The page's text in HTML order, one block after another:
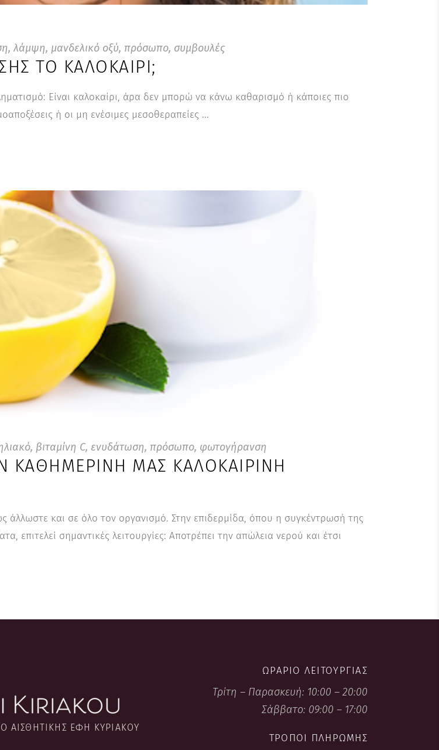
, λάμψη, μανδελικό οξύ, πρόσωπο, συμβουλές
ΤΟ ΚΑΛΟΚΑΊΡΙ;
Είναι καλοκαίρι, άρα δεν μπορώ να κάνω καθαρισμό ή κάποιες πιο
ή οι μη ενέσιμες μεσοθεραπείες
, βιταμίνη C, ενυδάτωση, πρόσωπο, φωτογήρανση
ΚΑΘΗΜΕΡΙΝΉ ΜΑΣ ΚΑΛΟΚΑΙΡΙΝΉ
άλλωστε και σε όλο τον οργανισμό. Στην επιδερμίδα, όπου η συγκέντρωσή της
επιτελεί σημαντικές λειτουργίες: Αποτρέπει την απώλεια νερού και έτσι
ΑΙΣΘΗΤΙΚΉΣ ΈΦΗ ΚΥΡΙΑΚΟΎ
ΩΡΆΡΙΟ ΛΕΙΤΟΥΡΓΊΑΣ
Τρίτη – Παρασκευή: 10:00 – 20:00
Σάββατο: 09:00 – 17:00
ΤΡΌΠΟΙ ΠΛΗΡΩΜΉΣ